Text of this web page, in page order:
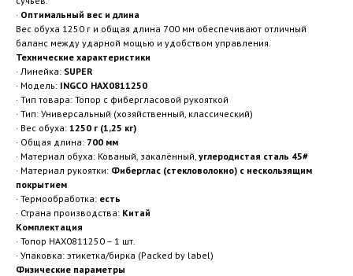
· Оптимальный вес и длина
Вес обуха 1250 г и общая длина 700 мм обеспечивают отличный
баланс между ударной мощью и удобством управления.
Технические характеристики
· Линейка: SUPER
· Модель: INGCO HAX0811250
· Тип товара: Топор с фибергласовой рукояткой
· Тип: Универсальный (хозяйственный, классический)
· Вес обуха: 1250 г (1,25 кг)
· Общая длина: 700 мм
· Материал обуха: Кованый, закалённый, углеродистая сталь 45#
· Материал рукоятки: Фиберглас (стекловолокно) с нескользящим
покрытием
· Термообработка: есть
· Страна производства: Китай
Комплектация
· Топор HAX0811250 – 1 шт.
· Упаковка: этикетка/бирка (Packed by label)
Физические параметры